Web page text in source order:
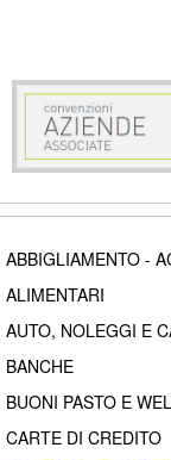
ABBIGLIAMENTO -
ALIMENTARI
AUTO, NOLEGGI E
BANCHE
BUONI PASTO E
CARTE DI CREDITO